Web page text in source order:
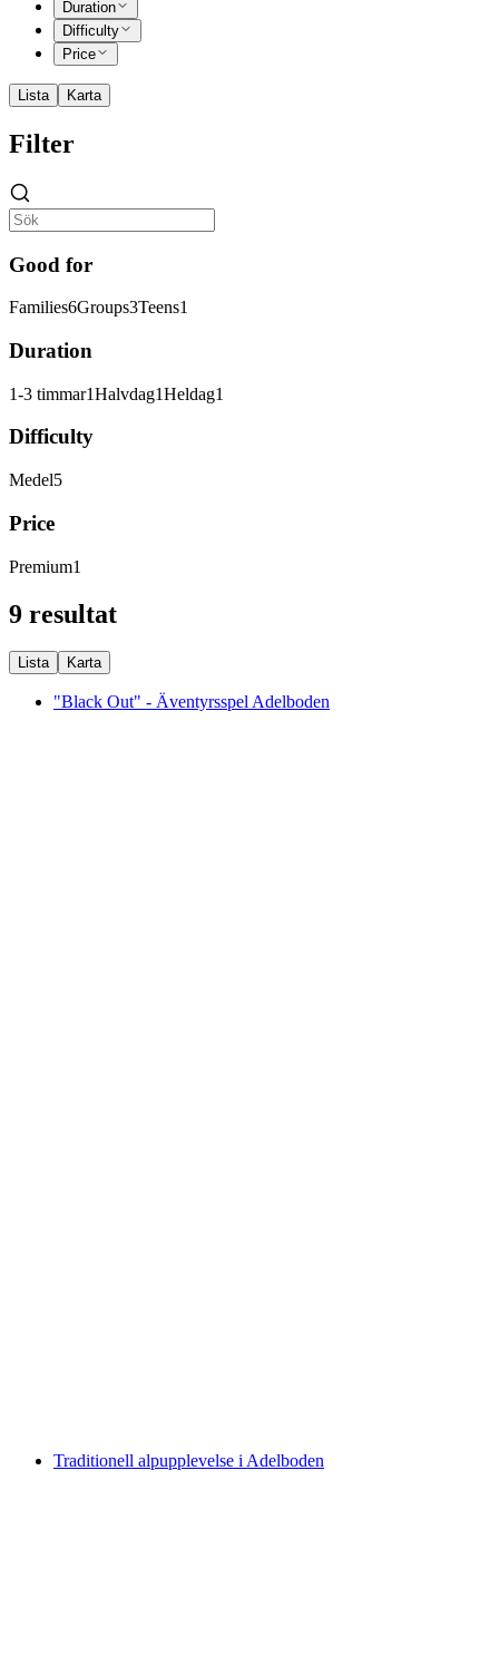
Duration
Difficulty
Price
Lista Karta
Filter
Good for
Families6Groups3Teens1
Duration
1-3 timmar1Halvdag1Heldag1
Difficulty
Medel5
Price
Premium1
9 resultat
Lista Karta
"Black Out" - Äventyrsspel Adelboden
Traditionell alpupplevelse i Adelboden